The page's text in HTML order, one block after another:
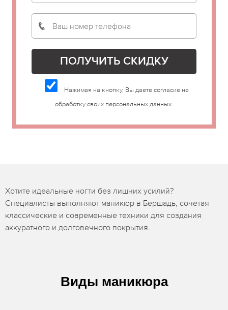
Нажимая на кнопку, Вы даете согласие на
обработку своих персональных данных.
Хотите идеальные ногти без лишних усилий?
Специалисты выполняют маникюр в Бершадь, сочетая
классические и современные техники для создания
аккуратного и долговечного покрытия.
Виды маникюра